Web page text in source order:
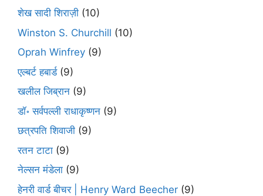
शेख सादी शिराज़ी (10)
Winston S. Churchill (10)
Oprah Winfrey (9)
एल्बर्ट हबार्ड(9)
खलील जिब्रान (9)
डॉ॰ सर्वपल्ली राधाकृष्णन (9)
छत्रपति शिवाजी (9)
रतन टाटा (9)
नेल्सन मंडेला (9)
हेनरी वार्ड बीचर | Henry Ward Beecher (9)